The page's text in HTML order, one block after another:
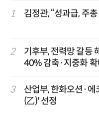
1 김정관, “성과급, 주
2
기후부, 전력망 갈등
40% 감축·지중화 확
3
산업부, 한화오션·
(乙)' 선정